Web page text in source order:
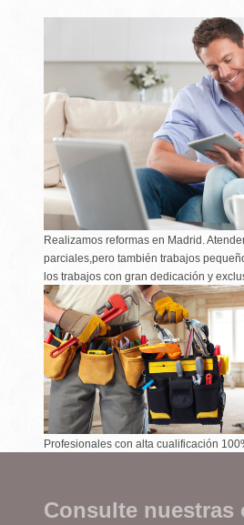
Realizamos reformas en Madrid.
parciales,pero también trabajos
los trabajos con gran dedicación y
Profesionales con alta cualificación
Consulte nuestras